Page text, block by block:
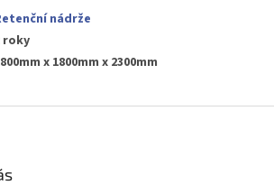
nádrže
roky
x 1800mm x 2300mm